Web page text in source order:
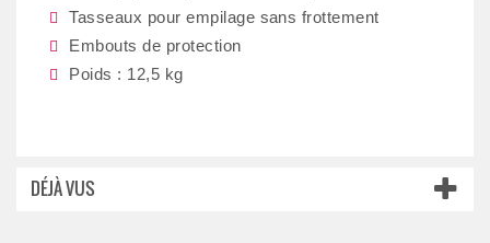
Tasseaux pour empilage sans frottement
Embouts de protection
Poids : 12,5 kg
DÉJÀ VUS